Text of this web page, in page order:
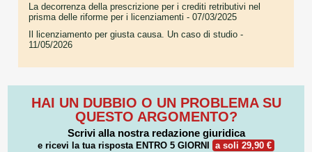
La decorrenza della prescrizione per i crediti retributivi nel
prisma delle riforme per i licenziamenti - 07/03/2025
Il licenziamento per giusta causa. Un caso di studio -
11/05/2026
HAI UN DUBBIO O UN PROBLEMA SU
QUESTO ARGOMENTO?
Scrivi alla nostra redazione giuridica
e ricevi la tua risposta ENTRO 5 GIORNI a soli 29,90 €